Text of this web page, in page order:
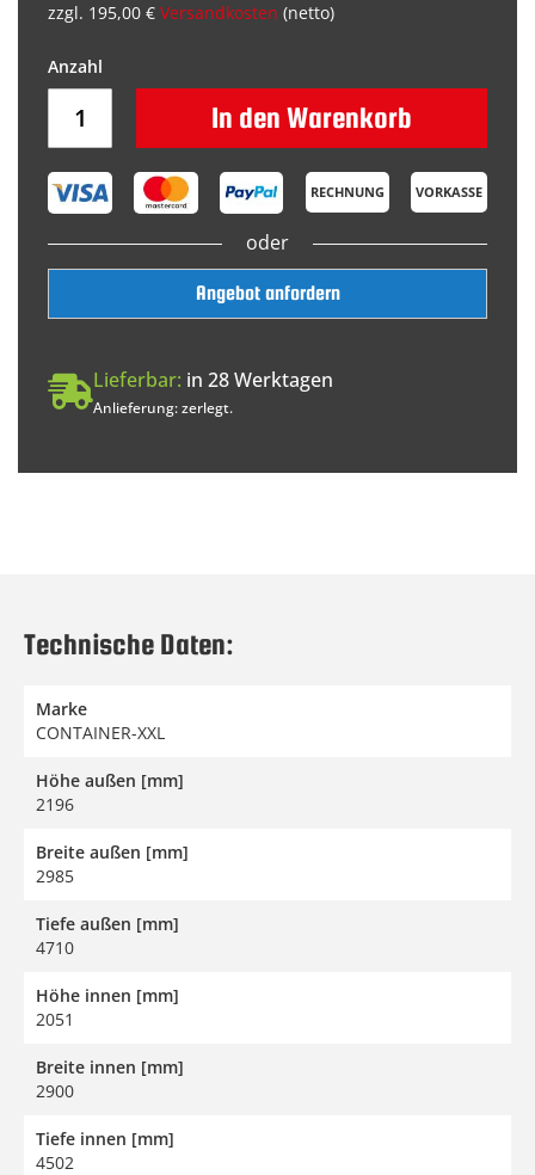
zzgl. 195,00 € Versandkosten (netto)
In den Warenkorb
RECHNUNG VORKASSE
oder
Angebot anfordern
Lieferbar: in 28 Werktagen
Anlieferung: zerlegt.
Technische Daten:
Marke
CONTAINER-XXL
Höhe außen [mm]
2196
Breite außen [mm]
2985
Tiefe außen [mm]
4710
Höhe innen [mm]
2051
Breite innen [mm]
2900
Tiefe innen [mm]
4502